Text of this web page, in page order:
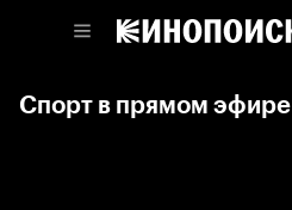
Спорт в прямом эфире